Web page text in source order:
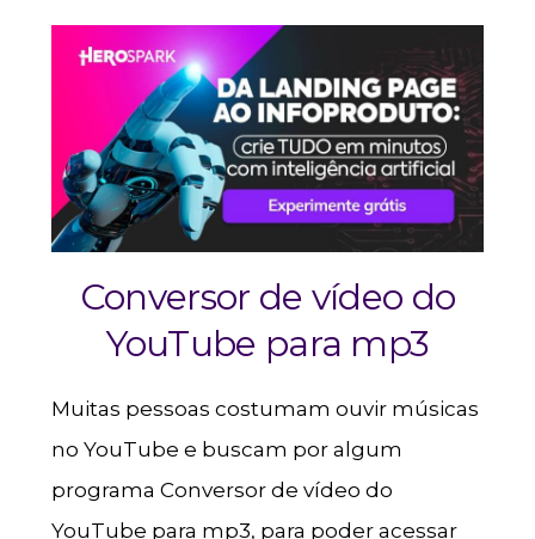
Conversor de vídeo do
YouTube para mp3
Muitas pessoas costumam ouvir músicas
no YouTube e buscam por algum
programa Conversor de vídeo do
YouTube para mp3, para poder acessar